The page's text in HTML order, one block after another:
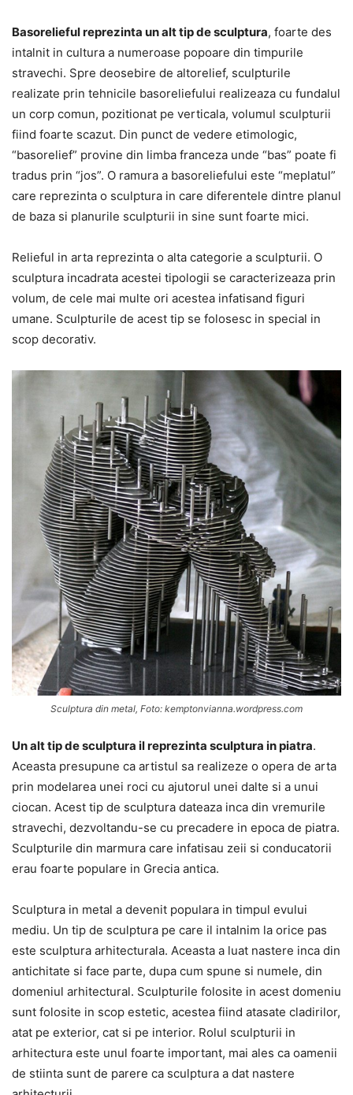
Basorelieful reprezinta un alt tip de sculptura, foarte des
intalnit in cultura a numeroase popoare din timpurile
stravechi. Spre deosebire de altorelief, sculpturile
realizate prin tehnicile basoreliefului realizeaza cu fundalul
un corp comun, pozitionat pe verticala, volumul sculpturii
fiind foarte scazut. Din punct de vedere etimologic,
“basorelief” provine din limba franceza unde “bas” poate fi
tradus prin “jos”. O ramura a basoreliefului este “meplatul”
care reprezinta o sculptura in care diferentele dintre planul
de baza si planurile sculpturii in sine sunt foarte mici.
Relieful in arta reprezinta o alta categorie a sculpturii. O
sculptura incadrata acestei tipologii se caracterizeaza prin
volum, de cele mai multe ori acestea infatisand figuri
umane. Sculpturile de acest tip se folosesc in special in
scop decorativ.
Sculptura din metal, Foto: kemptonvianna.wordpress.com
Un alt tip de sculptura il reprezinta sculptura in piatra.
Aceasta presupune ca artistul sa realizeze o opera de arta
prin modelarea unei roci cu ajutorul unei dalte si a unui
ciocan. Acest tip de sculptura dateaza inca din vremurile
stravechi, dezvoltandu-se cu precadere in epoca de piatra.
Sculpturile din marmura care infatisau zeii si conducatorii
erau foarte populare in Grecia antica.
Sculptura in metal a devenit populara in timpul evului
mediu. Un tip de sculptura pe care il intalnim la orice pas
este sculptura arhitecturala. Aceasta a luat nastere inca din
antichitate si face parte, dupa cum spune si numele, din
domeniul arhitectural. Sculpturile folosite in acest domeniu
sunt folosite in scop estetic, acestea fiind atasate cladirilor,
atat pe exterior, cat si pe interior. Rolul sculpturii in
arhitectura este unul foarte important, mai ales ca oamenii
de stiinta sunt de parere ca sculptura a dat nastere